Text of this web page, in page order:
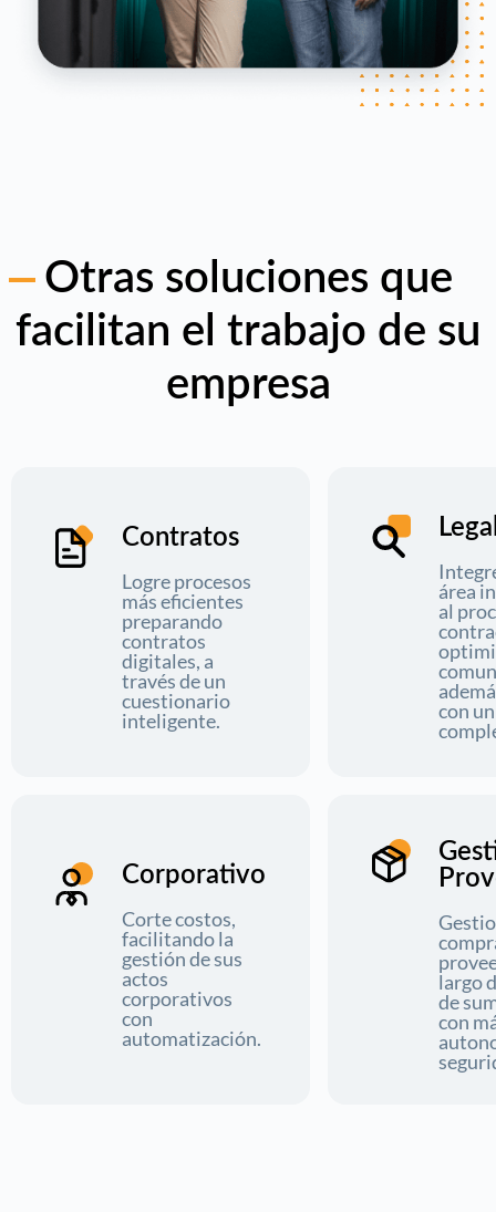
Otras soluciones que
facilitan el trabajo de su
empresa
Contratos
Logre procesos
más eficientes
preparando
contratos
digitales, a
través de un
cuestionario
inteligente.
área
al
con
Corporativo
Corte costos,
facilitando la
gestión de sus
actos
corporativos
con
automatización.
largo
de
con